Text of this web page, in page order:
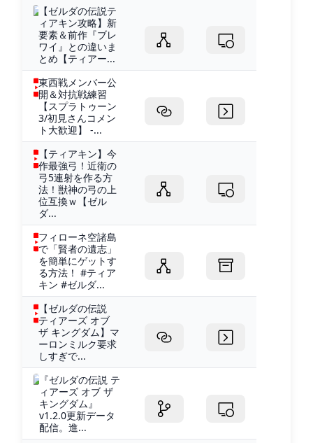
【ゼルダの伝説テ
ィアキン攻略】新
要素＆前作『ブレ
ワイ』との違いま
とめ【ティアー...
東西戦メンバー公
開＆対抗戦練習
【スプラトゥーン
3/初見さんコメン
ト大歓迎】 -...
【ティアキン】今
作最強弓！近衛の
弓5連射を作る方
法！獣神の弓の上
位互換ｗ【ゼル
ダ...
フィローネ空諸島
で「賢者の遺志」
を簡単にゲットす
る方法！ #ティア
キン #ゼルダ...
【ゼルダの伝説
ティアーズ オブ
ザ キングダム】マ
ーロンミルク要求
しすぎで...
『ゼルダの伝説 テ
ィアーズ オブ ザ
キングダム』
v1.2.0更新データ
配信。進...